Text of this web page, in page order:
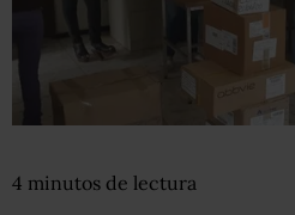
4 minutos de lectura